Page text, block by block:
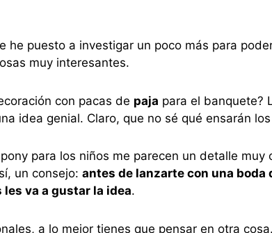
he puesto a investigar un poco más para
muy interesantes.
con pacas de paja para el banquete?
idea genial. Claro, que no sé qué ensarán
para los niños me parecen un detalle muy
un consejo: antes de lanzarte con una boda
va a gustar la idea.
a lo mejor tienes que pensar en otra